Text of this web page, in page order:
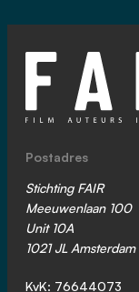
Postadres
Stichting FAIR
Meeuwenlaan 100
Unit 10A
1021 JL Amsterdam
KvK: 76644073